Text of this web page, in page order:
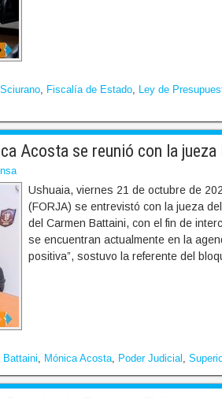
, Fiscalía de Estado, Ley de
Acosta se reunió con la
Ushuaia, viernes 21 de octubre de
(FORJA) se entrevistó con la jueza
del Carmen Battaini, con el fin de
se encuentran actualmente en la
positiva”, sostuvo la referente del
Battaini, Mónica Acosta, Poder Judicial ,